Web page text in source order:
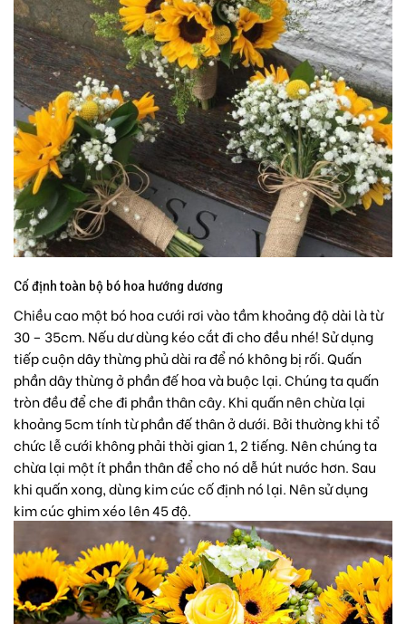
Cố định toàn bộ bó hoa hướng dương
Chiều cao một bó hoa cưới rơi vào tầm khoảng độ dài là từ
30 – 35cm. Nếu dư dùng kéo cắt đi cho đều nhé! Sử dụng
tiếp cuộn dây thừng phủ dài ra để nó không bị rối. Quấn
phần dây thừng ở phần đế hoa và buộc lại. Chúng ta quấn
tròn đều để che đi phần thân cây. Khi quấn nên chừa lại
khoảng 5cm tính từ phần đế thân ở dưới. Bởi thường khi tổ
chức lễ cưới không phải thời gian 1, 2 tiếng. Nên chúng ta
chừa lại một ít phần thân để cho nó dễ hút nước hơn. Sau
khi quấn xong, dùng kim cúc cố định nó lại. Nên sử dụng
kim cúc ghim xéo lên 45 độ.